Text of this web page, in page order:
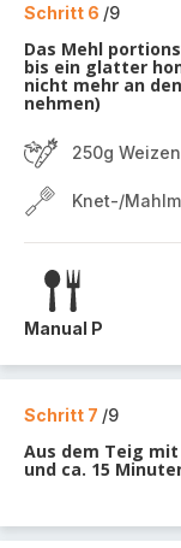
Schritt 6 /9
Das Mehl
bis ein glatter
nicht mehr an
nehmen)
250g
Knet-/
Manual P
Schritt 7 /9
Aus dem Teig
und ca. 15